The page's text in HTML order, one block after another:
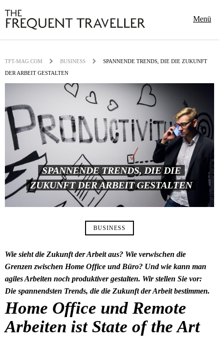
Menü
TFT-MAG.COM BUSINESS
SPANNENDE TRENDS, DIE DIE ZUKUNFT
DER ARBEIT GESTALTEN
SPANNENDE TRENDS, DIE DIE
ZUKUNFT DER ARBEIT GESTALTEN
BUSINESS
Wie sieht die Zukunft der Arbeit aus? Wie verwischen die
Grenzen zwischen Home Office und Büro? Und wie kann man
agiles Arbeiten noch produktiver gestalten. Wir stellen Sie vor:
Die spannendsten Trends, die die Zukunft der Arbeit bestimmen.
Home Office und Remote
Arbeiten ist State of the Art